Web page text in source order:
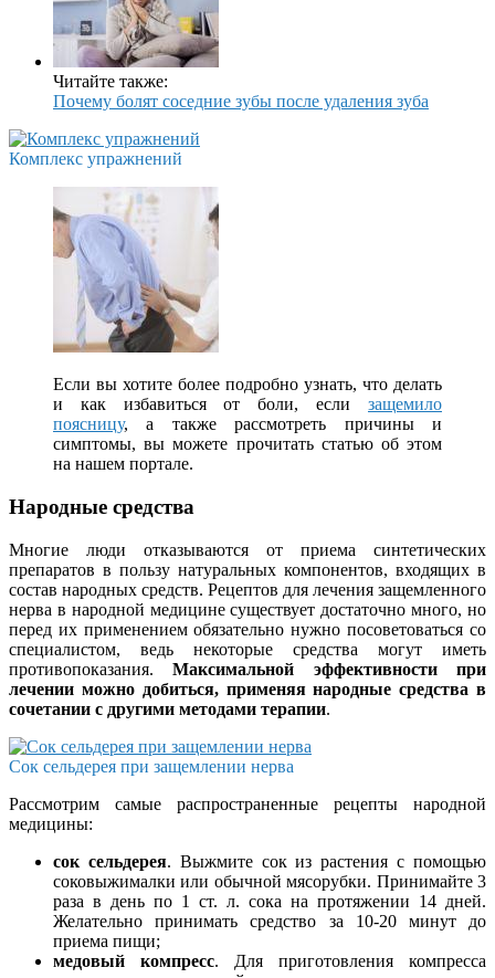
Читайте также:
Почему болят соседние зубы после удаления зуба
Комплекс упражнений
Если вы хотите более подробно узнать, что делать
и как избавиться от боли, если защемило
поясницу, а также рассмотреть причины и
симптомы, вы можете прочитать статью об этом
на нашем портале.
Народные средства
Многие люди отказываются от приема синтетических
препаратов в пользу натуральных компонентов, входящих в
состав народных средств. Рецептов для лечения защемленного
нерва в народной медицине существует достаточно много, но
перед их применением обязательно нужно посоветоваться со
специалистом, ведь некоторые средства могут иметь
противопоказания.Максимальной эффективности при
лечении можно добиться, применяя народные средства в
сочетании с другими методами терапии.
Сок сельдерея при защемлении нерва
Рассмотрим самые распространенные рецепты народной
медицины:
сок сельдерея. Выжмите сок из растения с помощью
соковыжималки или обычной мясорубки. Принимайте 3
раза в день по 1 ст. л. сока на протяжении 14 дней.
Желательно принимать средство за 10-20 минут до
приема пищи;
медовый компресс. Для приготовления компресса